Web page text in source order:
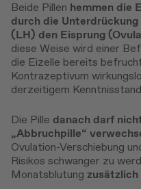
Beide Pillen hemmen die
durch die
(LH) den Eisprung
diese Weise wird einer
die Eizelle bereits
Kontrazeptivum
derzeitigem
Die Pille danach darf
„Abbruchpille“
Ovulation-Verschiebung
Risikos schwanger zu
Monatsblutung zusätzlich